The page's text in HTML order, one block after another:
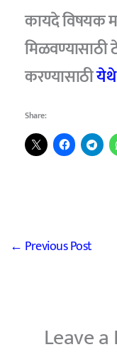
कायदे विषयक
मिळवण्यासाठी
करण्यासाठीयेथे
Share:
← Previous Post
Leave a